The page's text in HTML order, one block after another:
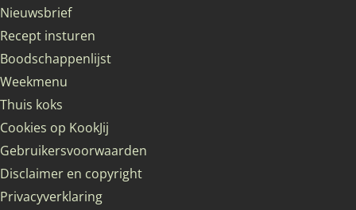
Nieuwsbrief
Recept insturen
Boodschappenlijst
Weekmenu
Thuis koks
Cookies op KookJij
Gebruikersvoorwaarden
Disclaimer en copyright
Privacyverklaring